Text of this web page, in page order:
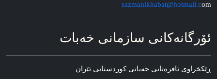
sazmanikhabat@hotmail.com
ئۆرگانه‌کانی سازمانی خه‌بات
ڕێکخراوی ئافره‌تانی خه‌باتی کوردستانی ئێران